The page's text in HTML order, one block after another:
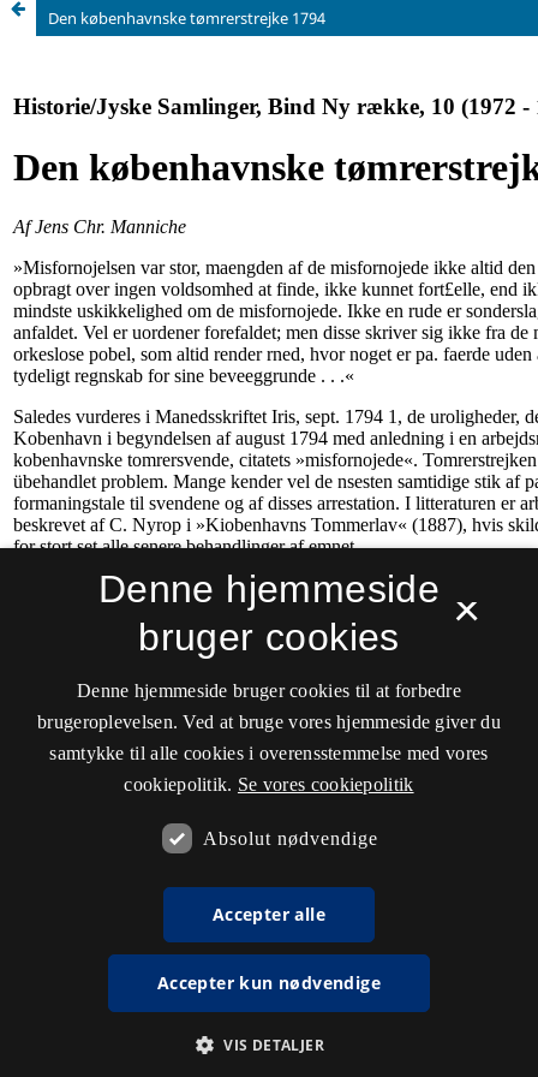
Den københavnske tømrerstrejke 1794
×
Denne hjemmeside
bruger cookies
Denne hjemmeside bruger cookies til at forbedre
brugeroplevelsen. Ved at bruge vores hjemmeside giver du
samtykke til alle cookies i overensstemmelse med vores
cookiepolitik. Se vores cookiepolitik
Absolut nødvendige
Accepter alle
Accepter kun nødvendige
VIS DETALJER